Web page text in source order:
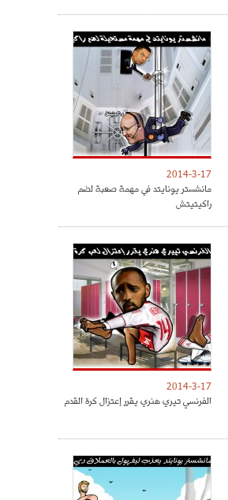
2014-3-17
مانشستر يونايتد في مهمة صعبة لضم
راكيتيتش
2014-3-17
الفرنسي تيري هنري يقرر إعتزال كرة القدم